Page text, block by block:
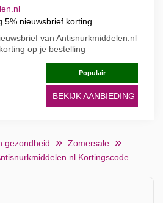
5% nieuwsbrief korting
van Antisnurkmiddelen.nl
op je bestelling
Populair
BEKIJK AANBIEDING
gezondheid
Zomersale
Kortingscode